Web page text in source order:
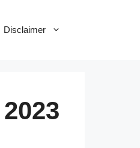
Disclaimer